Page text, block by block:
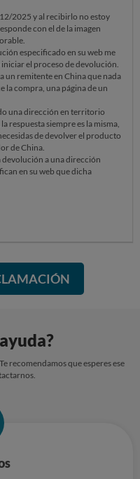
2025 y al recibirlo no estoy
con el de la imagen
especificado en su web me
el proceso de devolución.
un remitente en China que nada
la compra, una página de un
una dirección en territorio
respuesta siempre es la misma,
de devolver el producto
de China.
a una dirección
en su web que dicha
recomendamos que esperes ese